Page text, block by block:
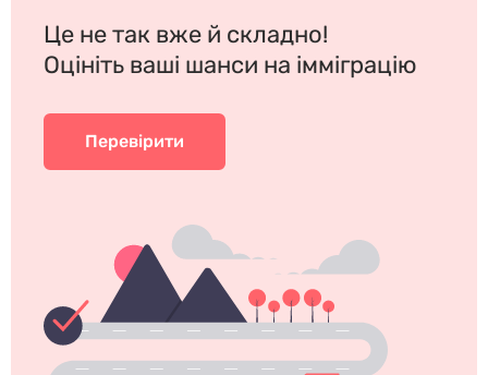
Це не так вже й складно!
Оцініть ваші шанси на імміграцію
Перевірити